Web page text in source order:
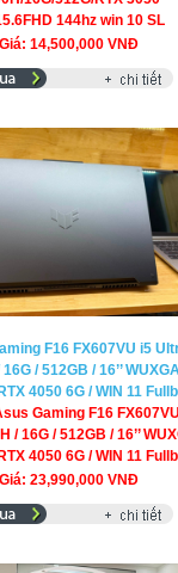
144hz win 10 SL
Giá: 14,500,000 VNĐ
F16 FX607VU i5
/ 512GB / 16’’
4050 6G / WIN 11
Gaming F16
/ 16G / 512GB / 16’’
4050 6G / WIN 11
Giá: 23,990,000 VNĐ